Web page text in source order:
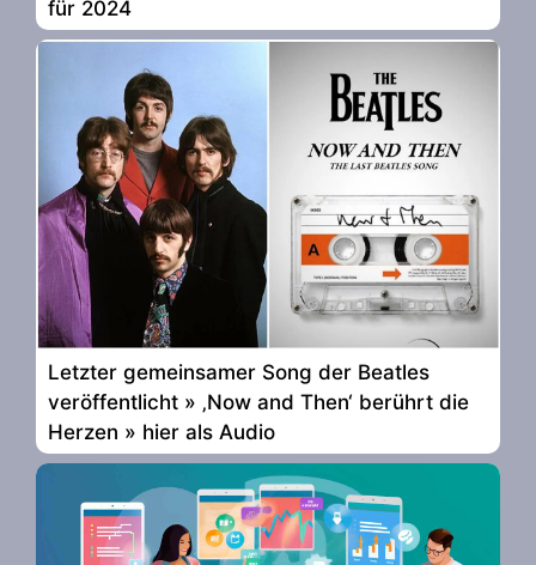
für 2024
Letzter gemeinsamer Song der Beatles
veröffentlicht » ‚Now and Then‘ berührt die
Herzen » hier als Audio